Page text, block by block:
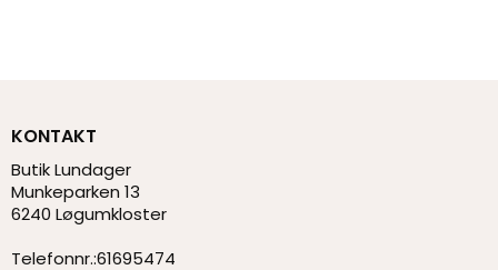
KONTAKT
Butik Lundager
Munkeparken 13
6240 Løgumkloster
Telefonnr.:61695474